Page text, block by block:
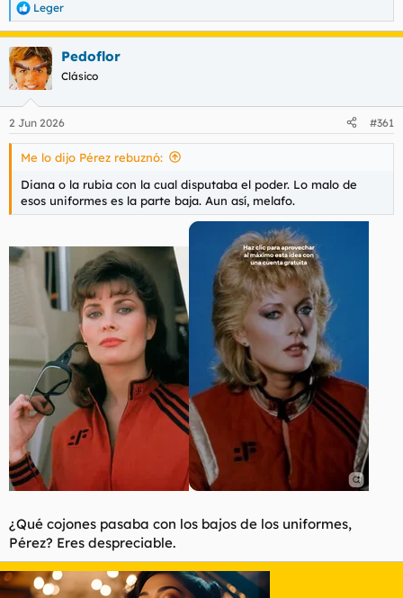
R
e
a
c
c
i
e
s
Leger
Pedoflor
Clásico
2 Jun 2026 #361
Me lo dijo Pérez rebuznó:
Diana o la rubia con la cual disputaba el poder. Lo malo de
esos uniformes es la parte baja. Aun así, melafo.
¿Qué cojones pasaba con los bajos de los uniformes,
Pérez? Eres despreciable.